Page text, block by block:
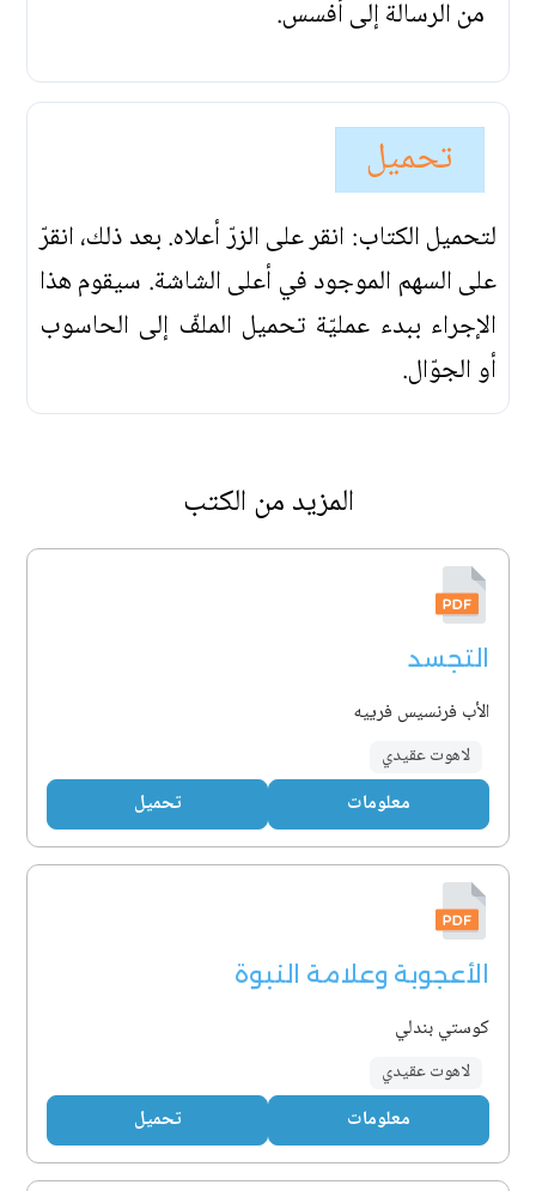
من الرسالة إلى أفسس.
تحميل
لتحميل الكتاب: انقر على الزرّ أعلاه. بعد ذلك، انقرّ
على السهم الموجود في أعلى الشاشة. سيقوم هذا
الإجراء ببدء عمليّة تحميل الملفّ إلى الحاسوب
أو الجوّال.
المزيد من الكتب
التجسد
الأب فرنسيس فرييه
لاهوت عقيدي
معلومات تحميل
الأعجوبة وعلامة النبوة
كوستي بندلي
لاهوت عقيدي
معلومات تحميل